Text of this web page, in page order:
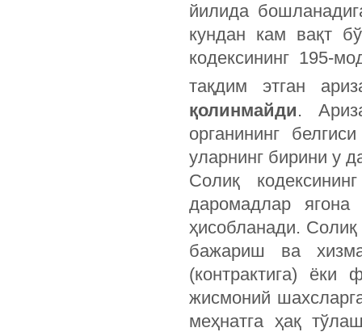
йилида
кундан кам вақт
кодексининг 195-
тақдим этган
қолинмайди.
органининг
уларнинг бирини у
Солиқ
даромадлар
ҳисобланади.
бажариш ва
(контрактига) ёки
жисмоний
меҳнатга ҳақ